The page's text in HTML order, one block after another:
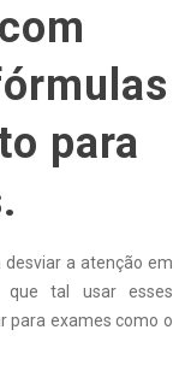
para
a atenção em
que tal usar esses
para exames como o